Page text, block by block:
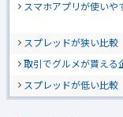
スマホアプリが使いや
スプレッドが狭い比較
取引でグルメが貰える
スプレッドが低い比較